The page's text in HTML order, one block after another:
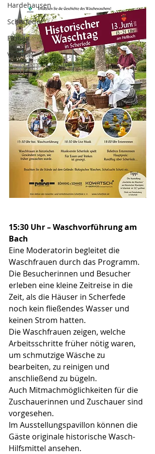
Hardehausen
Scherfeder
Firmen
Vereine
15:30 Uhr – Waschvorführung am
Bach
Eine Moderatorin begleitet die
Waschfrauen durch das Programm.
Die Besucherinnen und Besucher
erleben eine kleine Zeitreise in die
Zeit, als die Häuser in Scherfede
noch kein fließendes Wasser und
keinen Strom hatten.
Die Waschfrauen zeigen, welche
Arbeitsschritte früher nötig waren,
um schmutzige Wäsche zu
bearbeiten, zu reinigen und
anschließend zu bügeln.
Auch Mitmachmöglichkeiten für die
Zuschauerinnen und Zuschauer sind
vorgesehen.
Im Ausstellungspavillon können die
Gäste originale historische Wasch-
Hilfsmittel ansehen.